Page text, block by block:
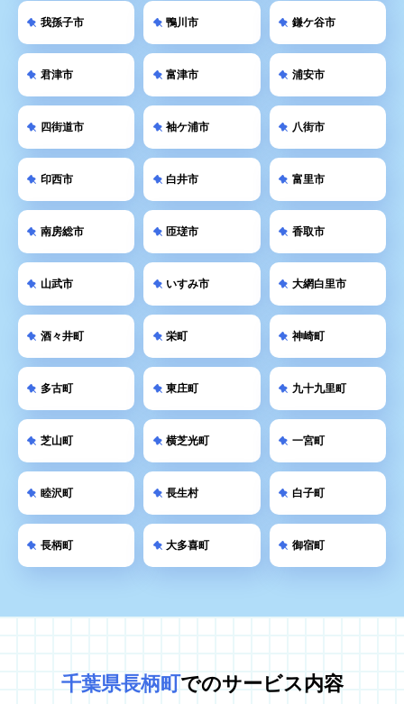
我孫子市 鴨川市 鎌ケ谷市
君津市 富津市 浦安市
四街道市 袖ケ浦市 八街市
印西市 白井市 富里市
南房総市 匝瑳市 香取市
山武市 いすみ市 大網白里市
酒々井町 栄町 神崎町
多古町 東庄町 九十九里町
芝山町 横芝光町 一宮町
睦沢町 長生村 白子町
長柄町 大多喜町 御宿町
千葉県長柄町でのサービス内容